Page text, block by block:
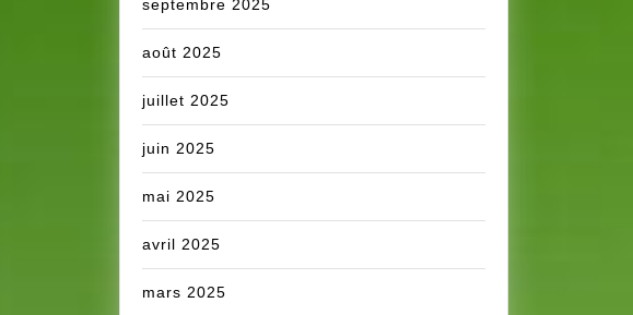
septembre 2025
août 2025
juillet 2025
juin 2025
mai 2025
avril 2025
mars 2025